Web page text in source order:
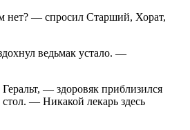
нет? — спросил Старший, Хорат,
ведьмак устало. —
— здоровяк приблизился
— Никакой лекарь здесь